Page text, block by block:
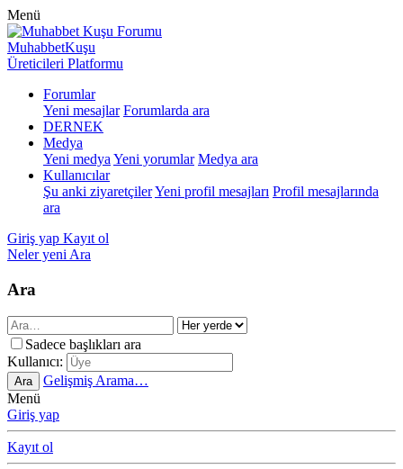
Menü
MuhabbetKuşu
Üreticileri Platformu
Forumlar
Yeni mesajlar Forumlarda ara
DERNEK
Medya
Yeni medya Yeni yorumlar Medya ara
Kullanıcılar
Şu anki ziyaretçilerYeni profil mesajları Profil mesajlarında
ara
Giriş yap Kayıt ol
Neler yeni Ara
Ara
Sadece başlıkları ara
Kullanıcı:
Ara
Gelişmiş Arama…
Menü
Giriş yap
Kayıt ol